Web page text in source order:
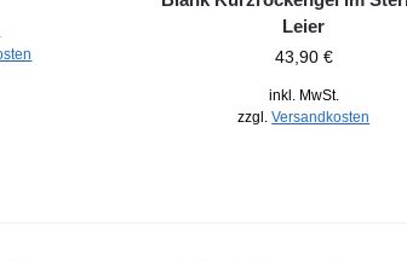
Leier
43,90 €
inkl. MwSt.
zzgl.Versandkosten